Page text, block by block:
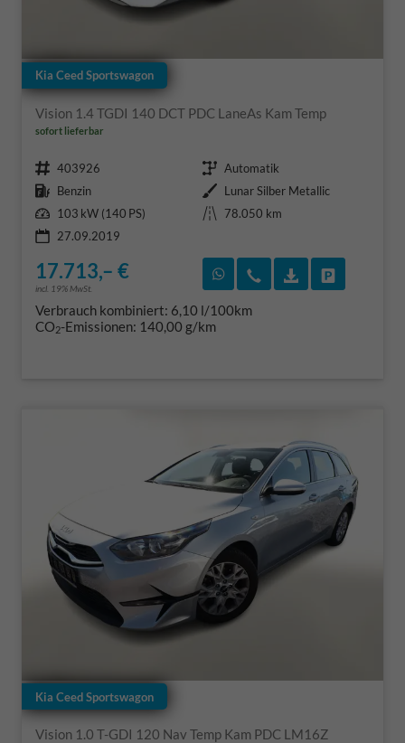
Kia Ceed Sportswagon
Vision 1.4 TGDI 140 DCT PDC LaneAs Kam Temp
sofort lieferbar
Fahrzeugnr. 403926 Getriebe Automatik
Kraftstoff Benzin Außenfarbe Lunar Silber Metallic
Leistung 103 kW (140 PS) Kilometerstand
78.050 km
27.09.2019
17.713,– €
incl. 19% MwSt.
Rückruf vereinbaren
Wir rufen Sie an
Verbrauch kombiniert: 6,10 l/100km
CO2-Emissionen: 140,00 g/km
Kia Ceed Sportswagon
Vision 1.0 T-GDI 120 Nav Temp Kam PDC LM16Z